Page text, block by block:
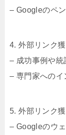
– Googleのペ
4. 外部リンク
– 成功事例や統
– 専門家への
5. 外部リンク
– Googleのウ